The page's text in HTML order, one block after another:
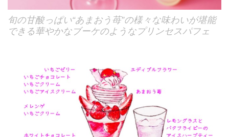
旬の甘酸っぱい“あまおう苺”の様々な味わいが堪能
できる華やかなブーケのようなプリンセスパフェ